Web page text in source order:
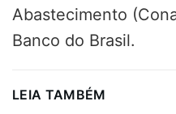
Abastecimento
Banco do Brasil.
LEIA TAMBÉM